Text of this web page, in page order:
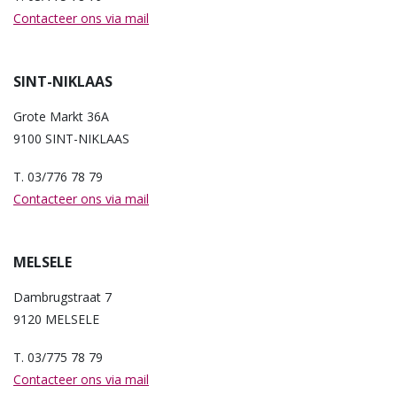
Contacteer ons via mail
SINT-NIKLAAS
Grote Markt 36A
9100 SINT-NIKLAAS
T. 03/776 78 79
Contacteer ons via mail
MELSELE
Dambrugstraat 7
9120 MELSELE
T. 03/775 78 79
Contacteer ons via mail